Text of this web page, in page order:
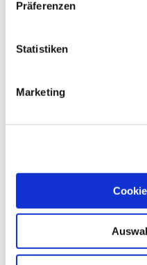
Präferenzen
Statistiken
Marketing
Das könnte